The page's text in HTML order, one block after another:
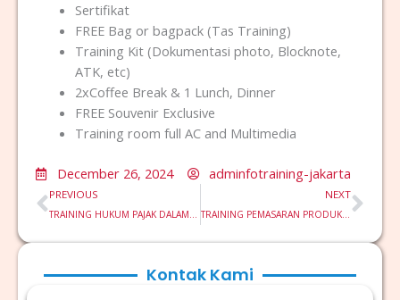
Sertifikat
FREE Bag or bagpack (Tas Training)
Training Kit (Dokumentasi photo, Blocknote,
ATK, etc)
2xCoffee Break & 1 Lunch, Dinner
FREE Souvenir Exclusive
Training room full AC and Multimedia
December 26, 2024 adminfotraining-jakarta
Prev
PREVIOUS
TRAINING HUKUM PAJAK DALAM TRANSAKSI PERBANKAN
NEXT
TRAINING PEMASARAN PRODUK LAYANAN PEMBIAYAAN DAN KREDIT PERBANKAN
Kontak Kami